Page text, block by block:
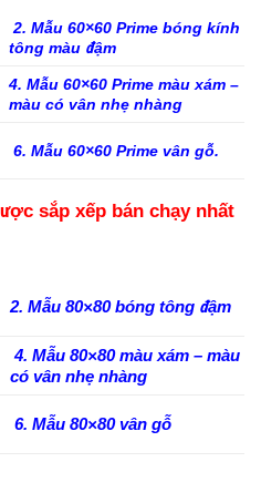
2. Mẫu 60×60 Prime bóng kính
tông màu đậm
4. Mẫu 60×60 Prime màu xám –
màu có vân nhẹ nhàng
6. Mẫu 60×60 Prime vân gỗ.
sắp xếp bán chạy nhất
2. Mẫu 80×80 bóng tông đậm
4. Mẫu 80×80 màu xám – màu
có vân nhẹ nhàng
6. Mẫu 80×80 vân gỗ